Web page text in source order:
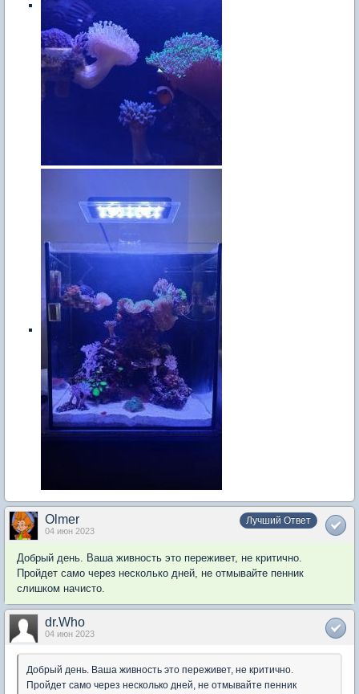
Лучший Ответ
Olmer
04 июн 2023
Добрый день. Ваша живность это переживет, не критично.
Пройдет само через несколько дней, не отмывайте пенник
слишком начисто.
dr.Who
04 июн 2023
Добрый день. Ваша живность это переживет, не критично.
Пройдет само через несколько дней, не отмывайте пенник